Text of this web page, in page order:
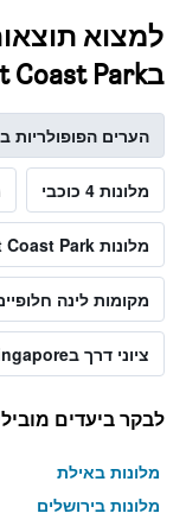
למצוא
בEast Coast Park
הערים הפופולריות
מלונות 4 כוכבי
מלונות East Coast Park פופולריים
מקומות לינה
ציוני דרך בSingapore
לבקר ביעדים
מלונות באילת
מלונות בירושלים